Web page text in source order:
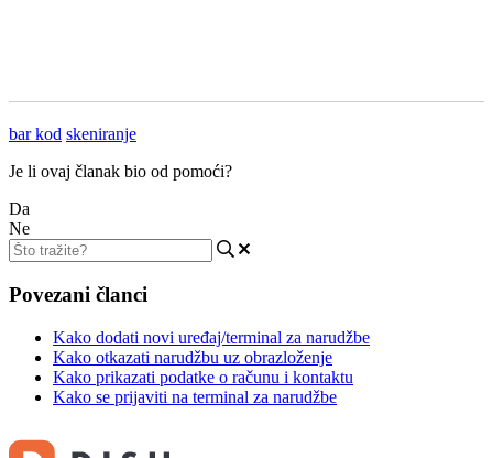
bar kod skeniranje
Je li ovaj članak bio od pomoći?
Da
Ne
Povezani članci
Kako dodati novi uređaj/terminal za narudžbe
Kako otkazati narudžbu uz obrazloženje
Kako prikazati podatke o računu i kontaktu
Kako se prijaviti na terminal za narudžbe